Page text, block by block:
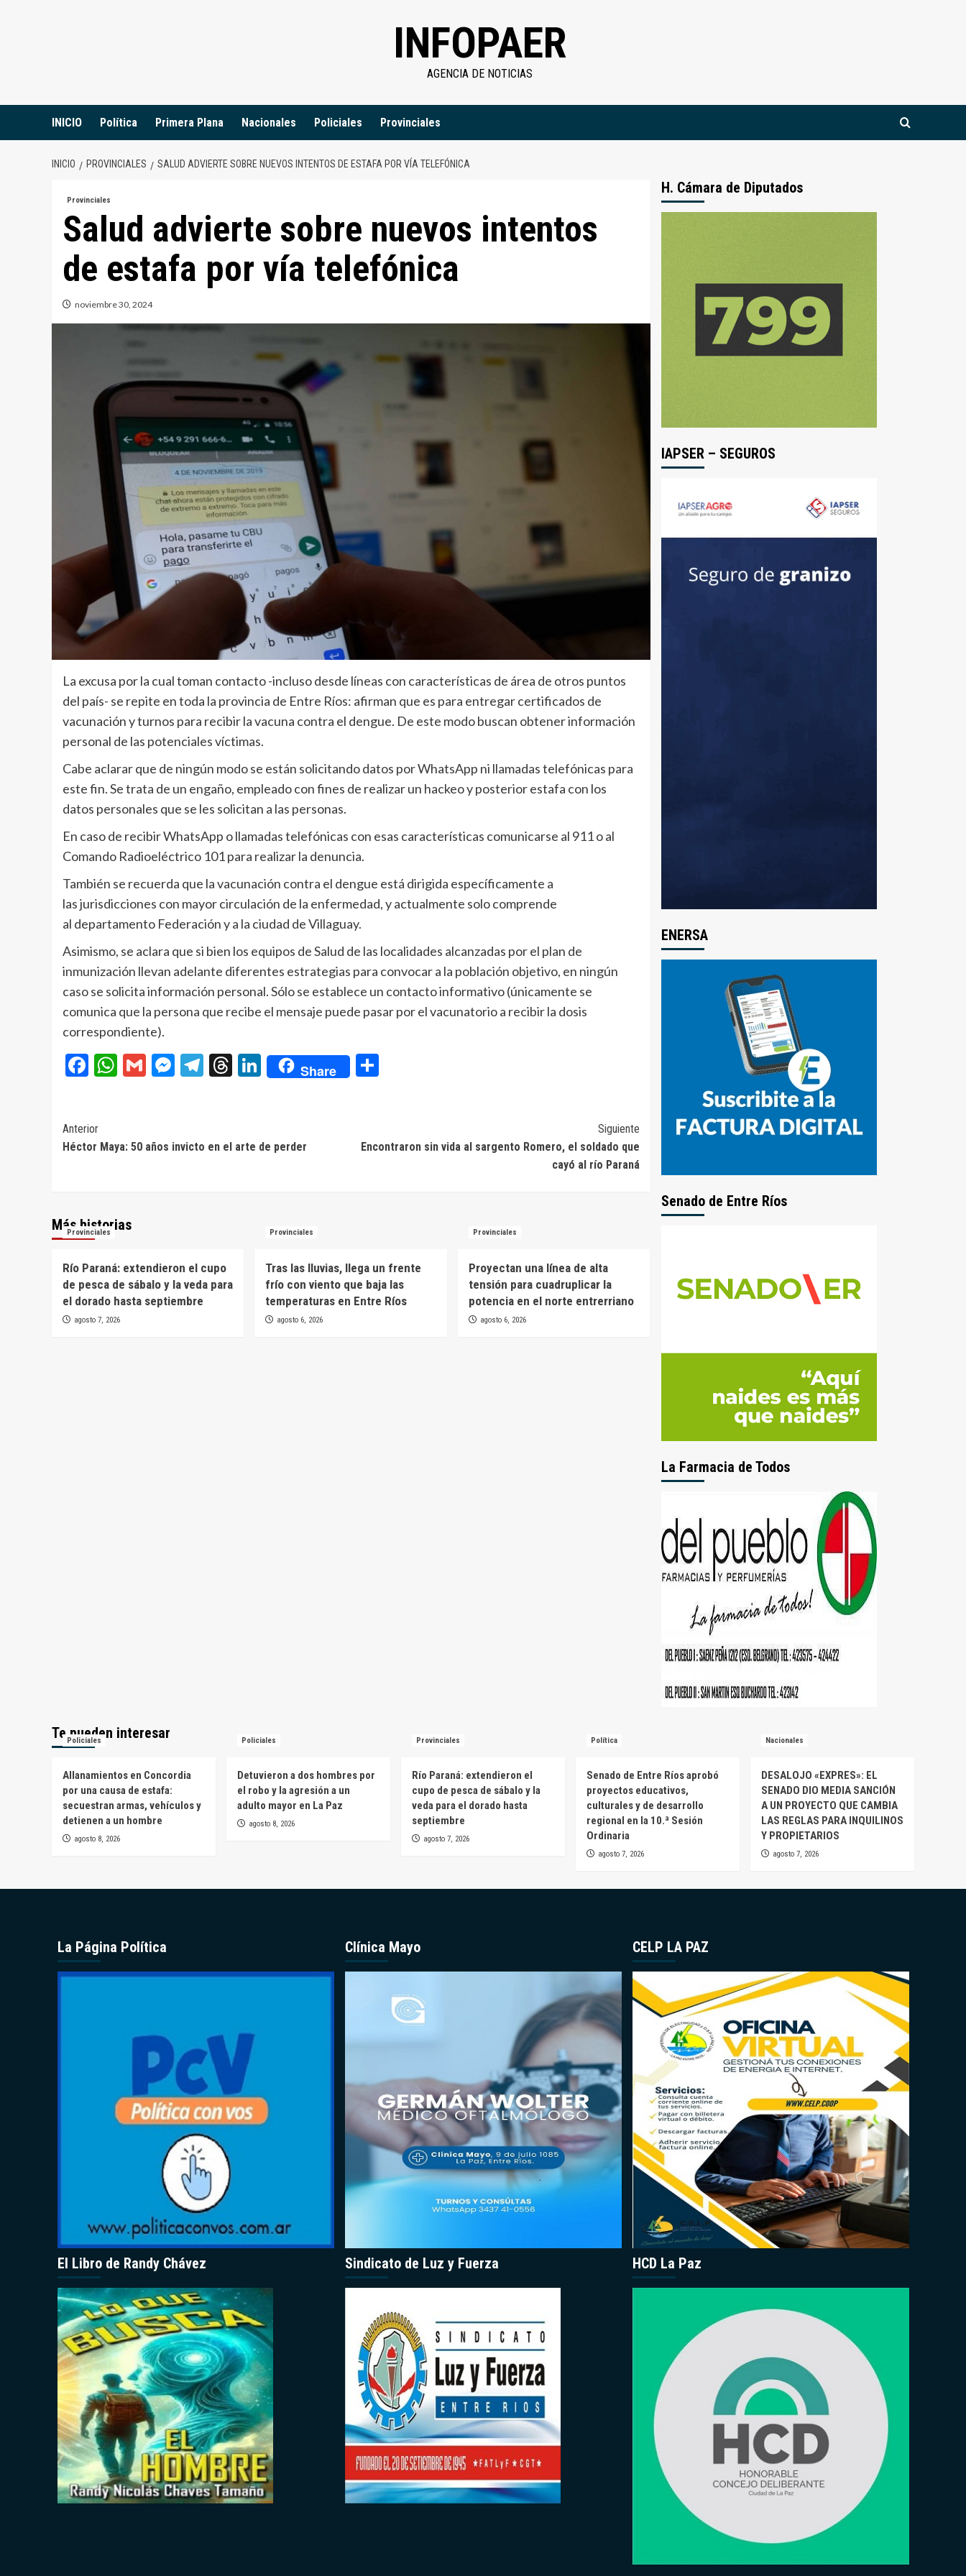
INFOPAER
AGENCIA DE NOTICIAS
INICIO Política Primera Plana Nacionales Policiales Provinciales
INICIO PROVINCIALES SALUD ADVIERTE SOBRE NUEVOS INTENTOS DE ESTAFA POR VÍA TELEFÓNICA
Provinciales
Salud advierte sobre nuevos intentos
de estafa por vía telefónica
noviembre 30, 2024
La excusa por la cual toman contacto -incluso desde líneas con características de área de otros puntos
del país- se repite en toda la provincia de Entre Ríos: afirman que es para entregar certificados de
vacunación y turnos para recibir la vacuna contra el dengue. De este modo buscan obtener información
personal de las potenciales víctimas.
Cabe aclarar que de ningún modo se están solicitando datos por WhatsApp ni llamadas telefónicas para
este fin. Se trata de un engaño, empleado con fines de realizar un hackeo y posterior estafa con los
datos personales que se les solicitan a las personas.
En caso de recibir WhatsApp o llamadas telefónicas con esas características comunicarse al 911 o al
Comando Radioeléctrico 101 para realizar la denuncia.
También se recuerda que la vacunación contra el dengue está dirigida específicamente a
las jurisdicciones con mayor circulación de la enfermedad, y actualmente solo comprende
al departamento Federación y a la ciudad de Villaguay.
Asimismo, se aclara que si bien los equipos de Salud de las localidades alcanzadas por el plan de
inmunización llevan adelante diferentes estrategias para convocar a la población objetivo, en ningún
caso se solicita información personal. Sólo se establece un contacto informativo (únicamente se
comunica que la persona que recibe el mensaje puede pasar por el vacunatorio a recibir la dosis
correspondiente).
Facebook
WhatsApp
GmailMessenger
Telegram
Threads
LinkedIn
Share
Navegación
de
Anterior
Héctor Maya: 50 años invicto en el arte de perder
Siguiente
Encontraron sin vida al sargento Romero, el soldado que
cayó al río Paraná
Más historias
Provinciales
Río Paraná: extendieron el cupo
de pesca de sábalo y la veda para
el dorado hasta septiembre
agosto 7, 2026
Provinciales
Tras las lluvias, llega un frente
frío con viento que baja las
temperaturas en Entre Ríos
agosto 6, 2026
Provinciales
Proyectan una línea de alta
tensión para cuadruplicar la
potencia en el norte entrerriano
agosto 6, 2026
H. Cámara de Diputados
IAPSER – SEGUROS
ENERSA
Senado de Entre Ríos
La Farmacia de Todos
Te pueden interesar
Policiales
Allanamientos en Concordia
por una causa de estafa:
secuestran armas, vehículos y
detienen a un hombre
agosto 8, 2026
Policiales
Detuvieron a dos hombres por
el robo y la agresión a un
adulto mayor en La Paz
agosto 8, 2026
Provinciales
Río Paraná: extendieron el
cupo de pesca de sábalo y la
veda para el dorado hasta
septiembre
agosto 7, 2026
Política
Senado de Entre Ríos aprobó
proyectos educativos,
culturales y de desarrollo
regional en la 10.ª Sesión
Ordinaria
agosto 7, 2026
Nacionales
DESALOJO «EXPRES»: EL
SENADO DIO MEDIA SANCIÓN
A UN PROYECTO QUE CAMBIA
LAS REGLAS PARA INQUILINOS
Y PROPIETARIOS
agosto 7, 2026
La Página Política
El Libro de Randy Chávez
Clínica Mayo
Sindicato de Luz y Fuerza
CELP LA PAZ
HCD La Paz